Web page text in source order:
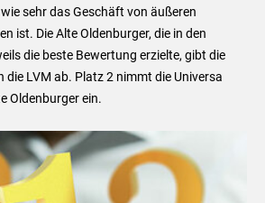
sehr das Geschäft von äußeren
ist. Die Alte Oldenburger, die in den
die beste Bewertung erzielte, gibt die
die LVM ab. Platz 2 nimmt die Universa
Oldenburger ein.